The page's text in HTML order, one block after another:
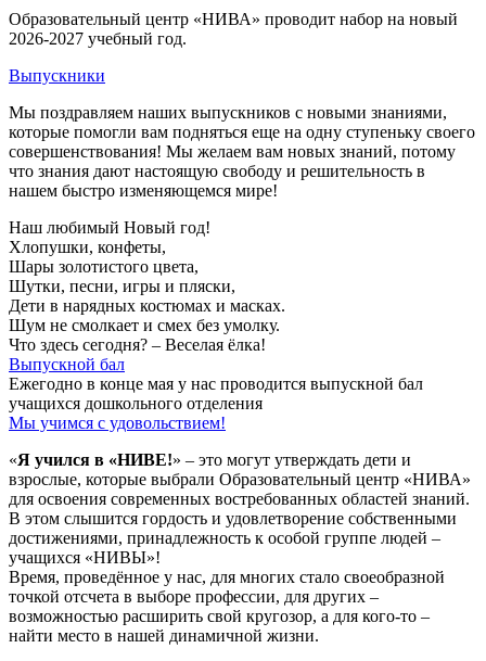
Образовательный центр «НИВА» проводит набор на новый
2026-2027 учебный год.
Выпускники
Мы поздравляем наших выпускников с новыми знаниями,
которые помогли вам подняться еще на одну ступеньку своего
совершенствования! Мы желаем вам новых знаний, потому
что знания дают настоящую свободу и решительность в
нашем быстро изменяющемся мире!
Наш любимый Новый год!
Хлопушки, конфеты,
Шары золотистого цвета,
Шутки, песни, игры и пляски,
Дети в нарядных костюмах и масках.
Шум не смолкает и смех без умолку.
Что здесь сегодня? – Веселая ёлка!
Выпускной бал
Ежегодно в конце мая у нас проводится выпускной бал
учащихся дошкольного отделения
Мы учимся с удовольствием!
«Я учился в «НИВЕ!» – это могут утверждать дети и
взрослые, которые выбрали Образовательный центр «НИВА»
для освоения современных востребованных областей знаний.
В этом слышится гордость и удовлетворение собственными
достижениями, принадлежность к особой группе людей –
учащихся «НИВЫ»!
Время, проведённое у нас, для многих стало своеобразной
точкой отсчета в выборе профессии, для других –
возможностью расширить свой кругозор, а для кого-то –
найти место в нашей динамичной жизни.